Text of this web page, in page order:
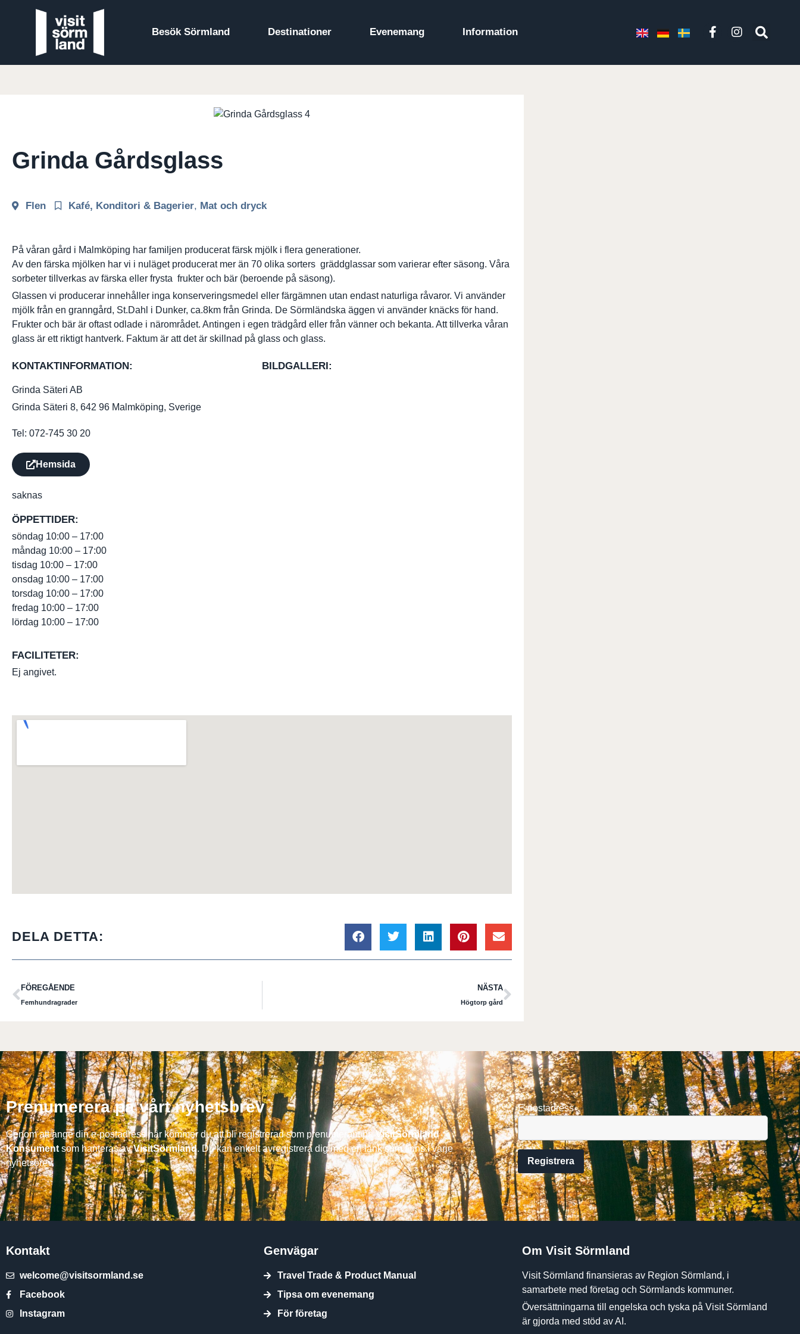
Besök Sörmland Destinationer Evenemang Information
Grinda Gårdsglass
Flen Kafé, Konditori & Bagerier, Mat och dryck
På våran gård i Malmköping har familjen producerat färsk mjölk i flera generationer.
Av den färska mjölken har vi i nuläget producerat mer än 70 olika sorters gräddglassar som varierar efter säsong. Våra
sorbeter tillverkas av färska eller frysta frukter och bär (beroende på säsong).
Glassen vi producerar innehåller inga konserveringsmedel eller färgämnen utan endast naturliga råvaror. Vi använder
mjölk från en granngård, St.Dahl i Dunker, ca.8km från Grinda. De Sörmländska äggen vi använder knäcks för hand.
Frukter och bär är oftast odlade i närområdet. Antingen i egen trädgård eller från vänner och bekanta. Att tillverka våran
glass är ett riktigt hantverk. Faktum är att det är skillnad på glass och glass.
KONTAKTINFORMATION:
Grinda Säteri AB
Grinda Säteri 8, 642 96 Malmköping, Sverige
Tel: 072-745 30 20
Hemsida
saknas
ÖPPETTIDER:
söndag 10:00 – 17:00
måndag 10:00 – 17:00
tisdag 10:00 – 17:00
onsdag 10:00 – 17:00
torsdag 10:00 – 17:00
fredag 10:00 – 17:00
lördag 10:00 – 17:00
FACILITETER:
Ej angivet.
BILDGALLERI:
DELA DETTA:
FÖREGÅENDE
Femhundragrader
NÄSTA
Högtorp gård
Prenumerera på vårt nyhetsbrev
Genom att ange din e-postadress här kommer du att bli registrerad som prenumerant påVisitSörmland
Konsumentsom hanteras avVisitSörmland. Du kan enkelt avregistrera dig med en länk som finns i varje
nyhetsbrev.
E-postadress
Kontakt
welcome@visitsormland.se
Facebook
Instagram
Genvägar
Travel Trade & Product Manual
Tipsa om evenemang
För företag
Om Visit Sörmland
Visit Sörmland finansieras av Region Sörmland, i
samarbete med företag och Sörmlands kommuner.
Översättningarna till engelska och tyska på Visit Sörmland
är gjorda med stöd av AI.